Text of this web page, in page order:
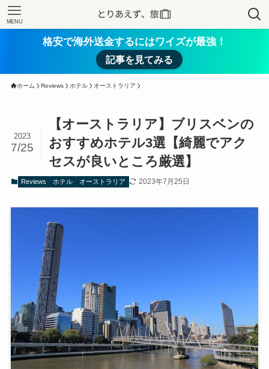
MENU
格安で海外送金するにはワイズが最強！
記事を見てみる
ホーム Reviews ホテル オーストラリア
【オーストラリア】ブリスベンの
おすすめホテル3選【綺麗でアク
セスが良いところ厳選】
2023
7/25
Reviews ホテル オーストラリア 2023年7月25日